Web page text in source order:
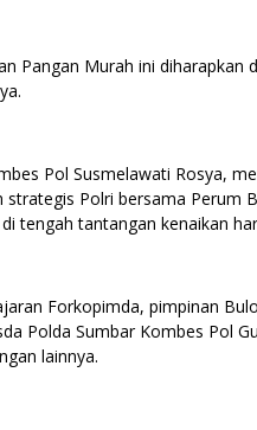
Pangan Murah ini diharapkan
Pol Susmelawati Rosya,
strategis Polri bersama Perum
tengah tantangan kenaikan
Forkopimda, pimpinan
Polda Sumbar Kombes Pol
lainnya.